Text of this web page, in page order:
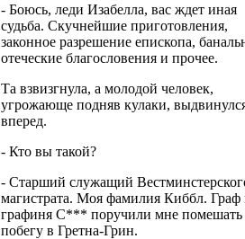
- Боюсь, леди Изабелла, вас ждет иная
судьба. Скучнейшие приготовления,
законное разрешение епископа,
отеческие благословения и прочее.
Та взвизгнула, а молодой человек,
угрожающе подняв кулаки,
вперед.
- Кто вы такой?
- Старший служащий
магистрата. Моя фамилия Киббл. Граф
графиня С*** поручили мне помешать
побегу в Гретна-Грин.